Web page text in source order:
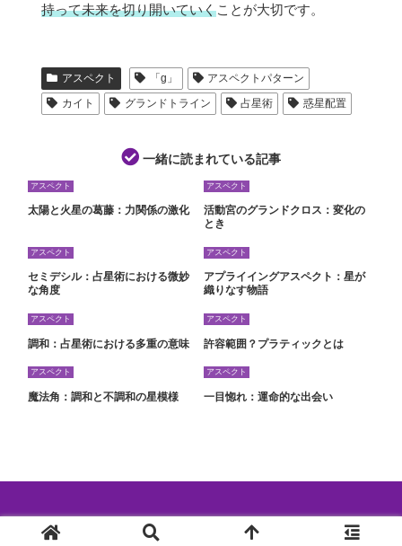
持って未来を切り開いていくことが大切です。
アスペクト 「g」
アスペクトパターン
カイト
グランドトライン 占星術 惑星配置
一緒に読まれている記事
アスペクト
太陽と火星の葛藤：力関係の激化
アスペクト
活動宮のグランドクロス：変化の
とき
アスペクト
セミデシル：占星術における微妙
な角度
アスペクト
アプライイングアスペクト：星が
織りなす物語
アスペクト
調和：占星術における多重の意味
アスペクト
許容範囲？プラティックとは
アスペクト
魔法角：調和と不調和の星模様
アスペクト
一目惚れ：運命的な出会い
© 2024 西洋占星術特集.